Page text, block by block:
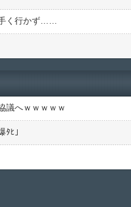
く行かず……
議へｗｗｗｗｗ
ﾋ」